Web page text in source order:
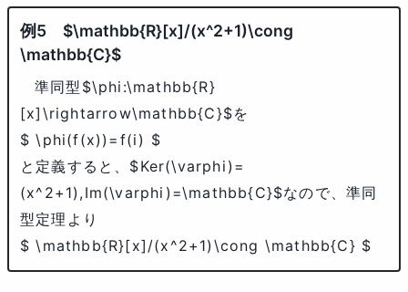
$\mathbb{R}[x]/(x^2+1)\cong
\mathbb{C}$
準同型 $\phi:\mathbb{R}
[x]\rightarrow\mathbb{C}$を
$ \phi(f(x))=f(i) $
と定義すると、 $Ker(\varphi)=
(x^2+1),Im(\varphi)=\mathbb{C}$なので、準同
型定理より
$ \mathbb{R}[x]/(x^2+1)\cong \mathbb{C} $